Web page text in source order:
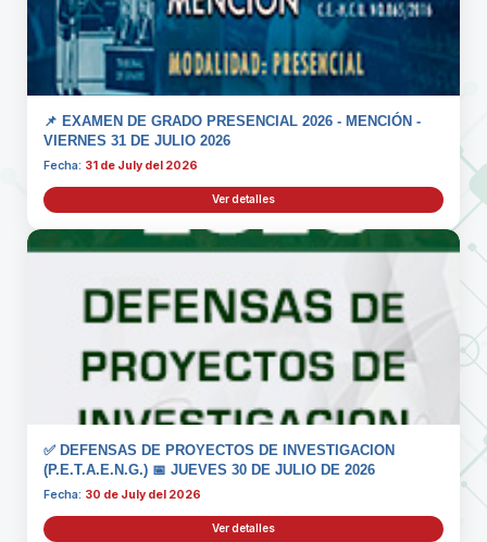
📌 EXAMEN DE GRADO PRESENCIAL 2026 - MENCIÓN -
VIERNES 31 DE JULIO 2026
Fecha: 31 de July del 2026
Ver detalles
✅ DEFENSAS DE PROYECTOS DE INVESTIGACION
(P.E.T.A.E.N.G.) 📅 JUEVES 30 DE JULIO DE 2026
Fecha: 30 de July del 2026
Ver detalles